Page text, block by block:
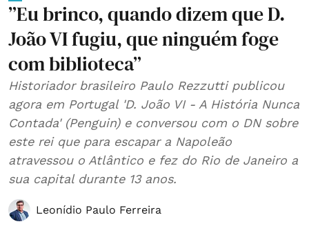
”Eu brinco, quando dizem que D.
João VI fugiu, que ninguém foge
com biblioteca”
Historiador brasileiro Paulo Rezzutti publicou
agora em Portugal 'D. João VI - A História Nunca
Contada' (Penguin) e conversou com o DN sobre
este rei que para escapar a Napoleão
atravessou o Atlântico e fez do Rio de Janeiro a
sua capital durante 13 anos.
Leonídio Paulo Ferreira